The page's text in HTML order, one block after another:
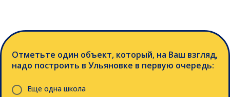
Отметьте один объект, который, на Ваш взгляд,
надо построить в Ульяновке в первую очередь:
Еще одна школа